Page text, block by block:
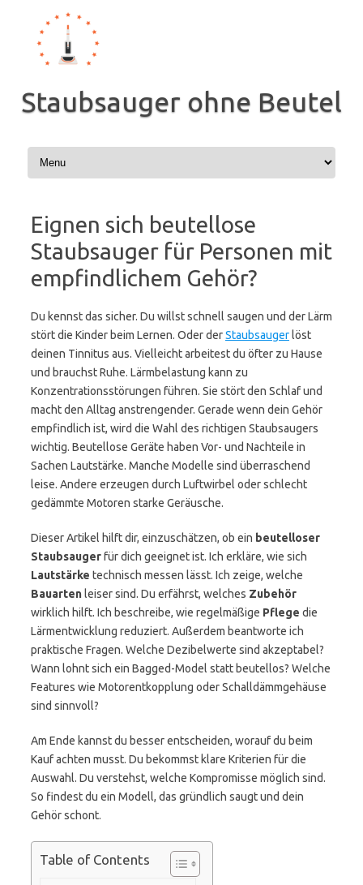
springen
Staubsauger ohne Beutel
Eignen sich beutellose
Staubsauger für Personen mit
empfindlichem Gehör?
Du kennst das sicher. Du willst schnell saugen und der Lärm
stört die Kinder beim Lernen. Oder derStaubsauger löst
deinen Tinnitus aus. Vielleicht arbeitest du öfter zu Hause
und brauchst Ruhe. Lärmbelastung kann zu
Konzentrationsstörungen führen. Sie stört den Schlaf und
macht den Alltag anstrengender. Gerade wenn dein Gehör
empfindlich ist, wird die Wahl des richtigen Staubsaugers
wichtig. Beutellose Geräte haben Vor- und Nachteile in
Sachen Lautstärke. Manche Modelle sind überraschend
leise. Andere erzeugen durch Luftwirbel oder schlecht
gedämmte Motoren starke Geräusche.
Dieser Artikel hilft dir, einzuschätzen, ob ein beutelloser
Staubsaugerfür dich geeignet ist. Ich erkläre, wie sich
Lautstärke technisch messen lässt. Ich zeige, welche
Bauarten leiser sind. Du erfährst, welches Zubehör
wirklich hilft. Ich beschreibe, wie regelmäßige Pflege die
Lärmentwicklung reduziert. Außerdem beantworte ich
praktische Fragen. Welche Dezibelwerte sind akzeptabel?
Wann lohnt sich ein Bagged-Model statt beutellos? Welche
Features wie Motorentkopplung oder Schalldämmgehäuse
sind sinnvoll?
Am Ende kannst du besser entscheiden, worauf du beim
Kauf achten musst. Du bekommst klare Kriterien für die
Auswahl. Du verstehst, welche Kompromisse möglich sind.
So findest du ein Modell, das gründlich saugt und dein
Gehör schont.
Table of Contents